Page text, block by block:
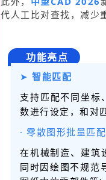
代人工比对查找，减少
功能亮点
➤ 智能匹配
支持匹配不同坐标
数进行设定，和对
· 零散图形批量匹
在机械制造、建筑
同时因绘图不规范